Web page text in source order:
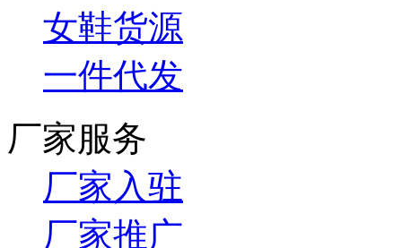
女鞋货源
一件代发
厂家服务
厂家入驻
厂家推广